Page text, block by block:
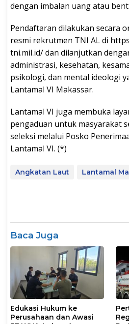
dengan imbalan uang atau
Pendaftaran dilakukan secara
resmi rekrutmen TNI AL di
tni.mil.id/ dan dilanjutkan
administrasi, kesehatan,
psikologi, dan mental ideologi
Lantamal VI Makassar.
Lantamal VI juga membuka
pengaduan untuk masyarakat
seleksi melalui Posko
Lantamal VI. (*)
Angkatan Laut Lantamal
Baca Juga
Edukasi Hukum ke
Perusahaan dan Awasi